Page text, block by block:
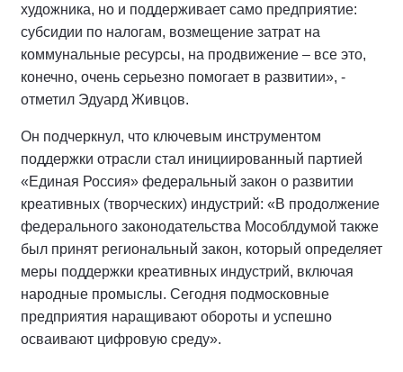
художника, но и поддерживает само предприятие:
субсидии по налогам, возмещение затрат на
коммунальные ресурсы, на продвижение – все это,
конечно, очень серьезно помогает в развитии», -
отметил Эдуард Живцов.
Он подчеркнул, что ключевым инструментом
поддержки отрасли стал инициированный партией
«Единая Россия» федеральный закон о развитии
креативных (творческих) индустрий: «В продолжение
федерального законодательства Мособлдумой также
был принят региональный закон, который определяет
меры поддержки креативных индустрий, включая
народные промыслы. Сегодня подмосковные
предприятия наращивают обороты и успешно
осваивают цифровую среду».